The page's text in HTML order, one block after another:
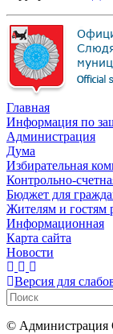
Главная
Информация по
Администрация
Дума
Избирательная
Контрольно-
Бюджет для
Жителям и гостям
Информационная
Карта сайта
Новости
Версия для
© Администрация